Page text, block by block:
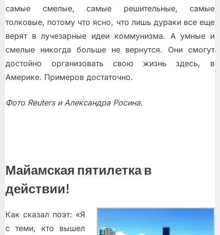
самые смелые, самые решительные, самые
толковые, потому что ясно, что лишь дураки все еще
верят в лучезарные идеи коммунизма. А умные и
смелые никогда больше не вернутся. Они смогут
достойно организовать свою жизнь здесь, в
Америке. Примеров достаточно.
Фото Reuters и Александра Росина.
Майамская пятилетка в
действии!
Как сказал поэт: «Я
с теми, кто вышел